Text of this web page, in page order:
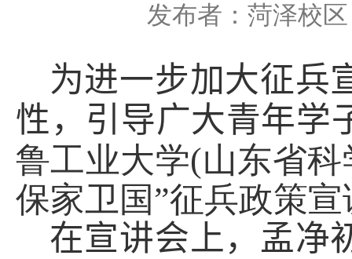
发布者：菏泽校区
为进一步加大征兵
性，引导广大青年学
鲁工业大学(山东省科
保家卫国”征兵政策
在宣讲会上， 孟净